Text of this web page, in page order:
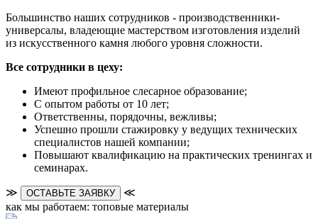
Большинство наших сотрудников - производственники-
универсалы, владеющие мастерством изготовления изделий
из искусственного камня любого уровня сложности.
Все сотрудники в цеху:
Имеют профильное слесарное образование;
С опытом работы от 10 лет;
Ответственны, порядочны, вежливы;
Успешно прошли стажировку у ведущих технических
специалистов нашей компании;
Повышают квалификацию на практических тренингах и
семинарах.
≫ ОСТАВЬТЕ ЗАЯВКУ
≪
как мы работаем: топовые материалы